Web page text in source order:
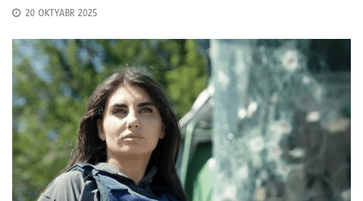
20 OKTYABR 2025